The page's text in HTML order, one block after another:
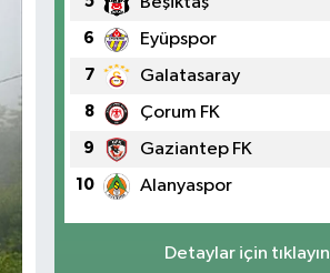
6 Eyüpspor
7 Galatasaray
8 Çorum FK
9 Gaziantep FK
10 Alanyaspor
Detaylar için tıklayın